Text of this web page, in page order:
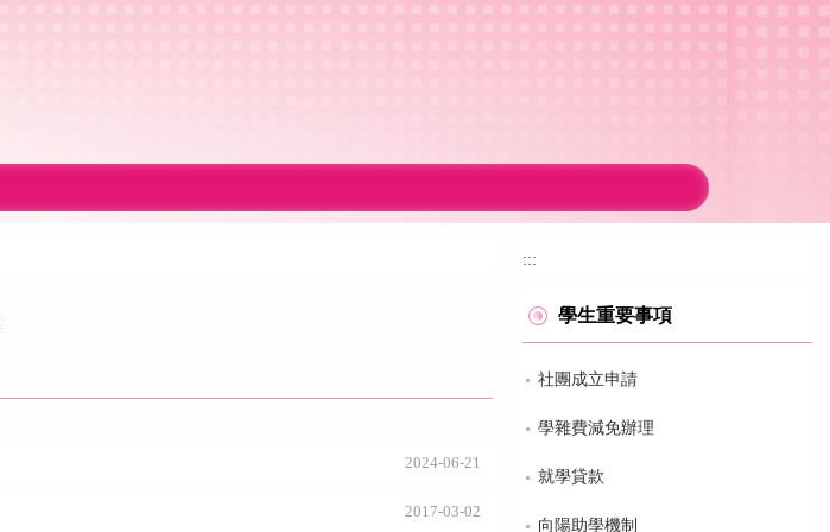
2024-06-21
2017-03-02
:::
學生重要事項
社團成立申請
學雜費減免辦理
就學貸款
向陽助學機制